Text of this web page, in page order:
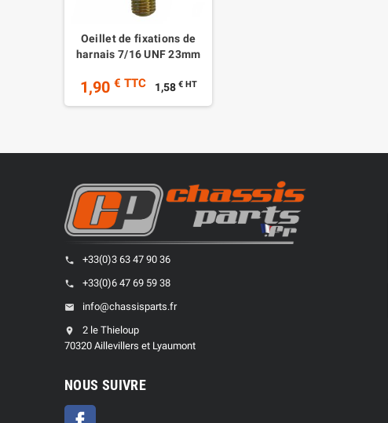
Oeillet de fixations de
harnais 7/16 UNF 23mm
1,90 € TTC 1,58 € HT
phone +33(0)3 63 47 90 36
phone +33(0)6 47 69 59 38
email info@chassisparts.fr
location_on
2 le Thieloup
70320 Aillevillers et Lyaumont
NOUS SUIVRE